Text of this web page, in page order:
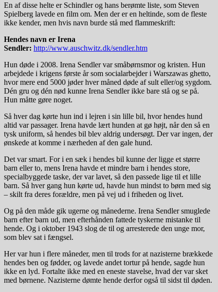
En af disse helte er Schindler og hans berømte liste, som Steven
Spielberg lavede en film om. Men der er en heltinde, som de fleste
ikke kender, men hvis navn burde stå med flammeskrift:
Hendes navn er Irena
Sendler: http://www.auschwitz.dk/sendler.htm
Hun døde i 2008. Irena Sendler var småbørnsmor og kristen. Hun
arbejdede i krigens første år som socialarbejder i Warszawas ghetto,
hvor mere end 5000 jøder hver måned døde af sult eller/og sygdom.
Dén gru og dén nød kunne Irena Sendler ikke bare stå og se på.
Hun måtte gøre noget.
Så hver dag kørte hun ind i lejren i sin lille bil, hvor hendes hund
altid var passager. Irena havde lært hunden at gø højt, når den så en
tysk uniform, så hendes bil blev aldrig undersøgt. Der var ingen, der
ønskede at komme i nærheden af den gale hund.
Det var smart. For i en sæk i hendes bil kunne der ligge et større
barn eller to, mens Irena havde et mindre barn i hendes store,
specialbyggede taske, der var lavet, så den passede lige til et lille
barn. Så hver gang hun kørte ud, havde hun mindst to børn med sig
– skilt fra deres forældre, men på vej ud i friheden og livet.
Og på den måde gik ugerne og månederne. Irena Sendler smuglede
barn efter barn ud, men efterhånden fattede tyskerne mistanke til
hende. Og i oktober 1943 slog de til og arresterede den unge mor,
som blev sat i fængsel.
Her var hun i flere måneder, men til trods for at nazisterne brækkede
hendes ben og fødder, og lavede andet tortur på hende, sagde hun
ikke en lyd. Fortalte ikke med en eneste stavelse, hvad der var sket
med børnene. Nazisterne dømte hende derfor også til sidst til døden.